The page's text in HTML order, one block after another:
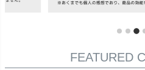
FEATURED